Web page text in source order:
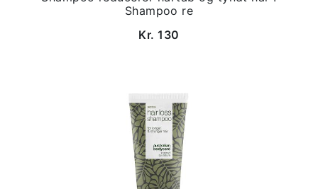
Shampoo re
Kr. 130